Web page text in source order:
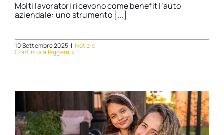
Molti lavoratori ricevono come benefit l’auto
aziendale: uno strumento [...]
10 Settembre 2025 | Notizie
Continua a leggere